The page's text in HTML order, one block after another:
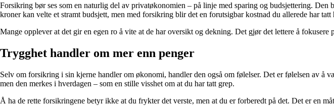
Forsikring bør ses som en naturlig del av privatøkonomien – på linje med sparing og budsjettering.
kroner kan velte et stramt budsjett, men med forsikring blir det en forutsigbar kostnad du allerede har tatt
Mange opplever at det gir en egen ro å vite at de har oversikt og dekning. Det gjør det lettere å
Trygghet handler om mer enn penger
Selv om forsikring i sin kjerne handler om økonomi, handler den også om følelser. Det er følelsen av å
men den merkes i hverdagen – som en stille visshet om at du har tatt grep.
Å ha de rette forsikringene betyr ikke at du frykter det verste, men at du er forberedt på det. Det er en